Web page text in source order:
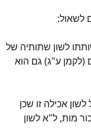
לשאול:
לשון שתותיה של
(לקמן ע"ג) גם הוא
אכילה זו שכן
מות, ל"א לשון